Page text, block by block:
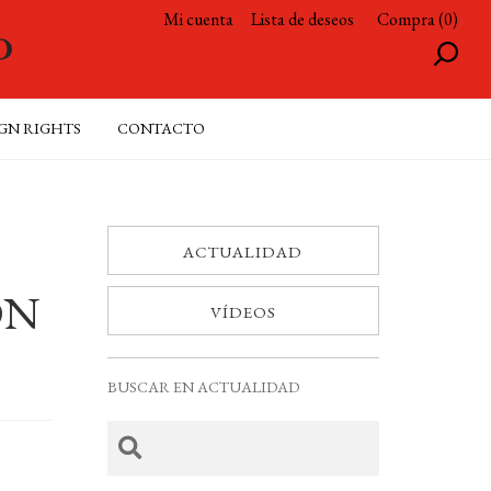
Mi cuenta Lista de deseos Compra (0)
RIGHTS CONTACTO
ACTUALIDAD
VÍDEOS
BUSCAR EN ACTUALIDAD